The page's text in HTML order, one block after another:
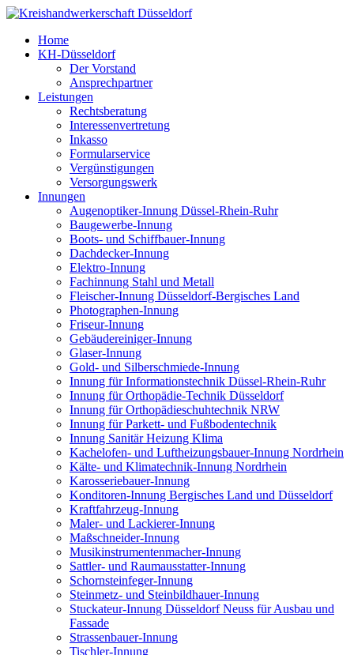
Home
KH-Düsseldorf
Der Vorstand
Ansprechpartner
Leistungen
Rechtsberatung
Interessenvertretung
Inkasso
Formularservice
Vergünstigungen
Versorgungswerk
Innungen
Augenoptiker-Innung Düssel-Rhein-Ruhr
Baugewerbe-Innung
Boots- und Schiffbauer-Innung
Dachdecker-Innung
Elektro-Innung
Fachinnung Stahl und Metall
Fleischer-Innung Düsseldorf-Bergisches Land
Photographen-Innung
Friseur-Innung
Gebäudereiniger-Innung
Glaser-Innung
Gold- und Silberschmiede-Innung
Innung für Informationstechnik Düssel-Rhein-Ruhr
Innung für Orthopädie-Technik Düsseldorf
Innung für Orthopädieschuhtechnik NRW
Innung für Parkett- und Fußbodentechnik
Innung Sanitär Heizung Klima
Kachelofen- und Luftheizungsbauer-Innung Nordrhein
Kälte- und Klimatechnik-Innung Nordrhein
Karosseriebauer-Innung
Konditoren-Innung Bergisches Land und Düsseldorf
Kraftfahrzeug-Innung
Maler- und Lackierer-Innung
Maßschneider-Innung
Musikinstrumentenmacher-Innung
Sattler- und Raumausstatter-Innung
Schornsteinfeger-Innung
Steinmetz- und Steinbildhauer-Innung
Stuckateur-Innung Düsseldorf Neuss für Ausbau und
Fassade
Strassenbauer-Innung
Tischler-Innung